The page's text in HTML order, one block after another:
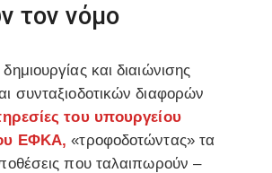
τον νόμο
και διαιώνισης
συνταξιοδοτικών διαφορών
του υπουργείου
ΕΦΚΑ, «τροφοδοτώντας» τα
που ταλαιπωρούν –